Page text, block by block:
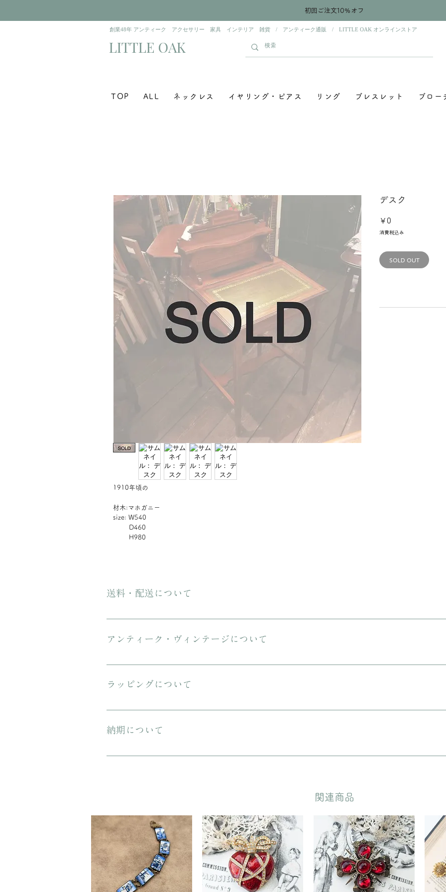
初回ご注文10％オフ
​創業48年 アンティーク アクセサリー 家具 インテリア 雑貨 / アンティーク通販 / LITTLE OAK オンラインストア
​LITTLE OAK
TOP ALL ネックレス イヤリング・ピアス リング ブレスレット ブロー
1910年頃の
材木:マホガニー
size: W540
D460
H980
デスク
￥0
格
消費税込み
SOLD OUT
送料・配送について
ご購入金額が8000円以上の場合、配送料は無料です。 ご購入金額が8000円以下の場合、配送料は330円で
アンティーク・ヴィンテージについて
傷や汚れについて可能な限り記載をしておりますが、状態の良いお品でも経年による小さな傷汚れがある場
ラッピングについて
プレゼント用にご購入される場合、箱に入れてリボンをおかけいたします。 備考欄に”無料ギフトラッピン
納期について
ご注文から配送までに1-3営業日ほどいただきます。
​関連商品